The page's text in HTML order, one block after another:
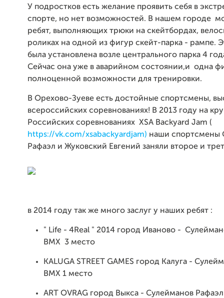
У подростков есть желание проявить себя в
спорте, но нет возможностей. В нашем городе
ребят, выполняющих трюки на скейтбордах,
роликах на одной из фигур скейт-парка - рампе.
была установлена возле центрального парка 4
Сейчас она уже в аварийном состоянии,и одна
полноценной возможности для тренировки.
В Орехово-Зуеве есть достойные спортсмены,
всероссийских соревнованиях! В 2013 году на
Российских соревнованиях XSA Backyard Jam (
https://vk.com/xsabackyardjam) наши спортсмены
Рафаэл и Жуковский Евгений заняли второе и
в 2014 году так же много заслуг у наших ребят :
" Life - 4Real " 2014 город Иваново -
BMX 3 место
KALUGA STREET GAMES город Калуга -
BMX 1 место
ART OVRAG город Выкса - Сулейманов